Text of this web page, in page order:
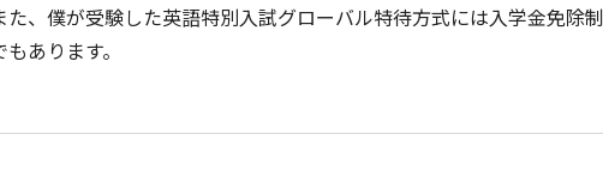
た、僕が受験した英語特別入試グローバル特待方式には入学金免除
もあります。